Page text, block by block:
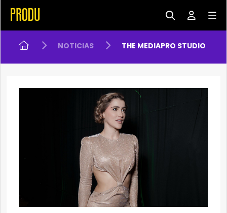
NOTICIAS THE MEDIAPRO STUDIO